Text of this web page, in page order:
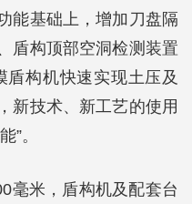
能基础上，增加刀盘隔
盾构顶部空洞检测装置
盾构机快速实现土压及
新技术、新工艺的使用
”。
毫米，盾构机及配套台